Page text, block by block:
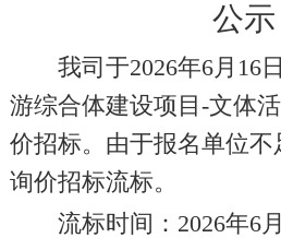
公示
我司于2026年6月 16日
游综合体建设项目-文体
价招标。由于报名单位
询价招标流标。
流标时间： 2026年6月